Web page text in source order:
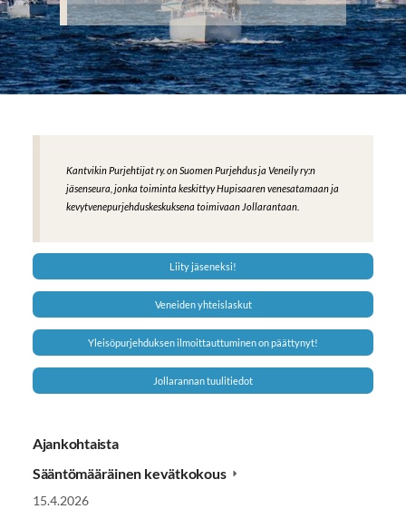
Kantvikin Purjehtijat ry. on Suomen Purjehdus ja Veneily ry:n
jäsenseura, jonka toiminta keskittyy Hupisaaren venesatamaan ja
kevytvenepurjehduskeskuksena toimivaan Jollarantaan.
Liity jäseneksi!
Veneiden yhteislaskut
Yleisöpurjehduksen ilmoittauttuminen on päättynyt!
Jollarannan tuulitiedot
Ajankohtaista
Sääntömääräinen kevätkokous
15.4.2026